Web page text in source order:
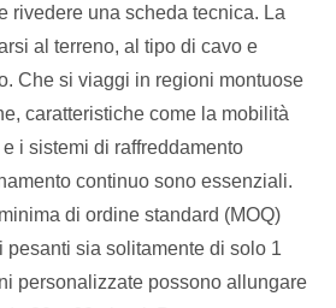
rivedere una scheda tecnica. La
al terreno, al tipo di cavo e
Che si viaggi in regioni montuose
caratteristiche come la mobilità
i sistemi di raffreddamento
continuo sono essenziali.
di ordine standard (MOQ)
pesanti sia solitamente di solo 1
personalizzate possono allungare